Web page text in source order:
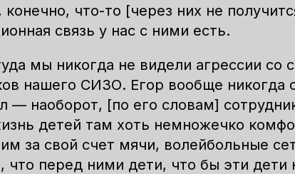
конечно, что-то [через них не
связь у нас с ними есть.
мы никогда не видели агрессии со
нашего СИЗО. Егор вообще никогда
— наоборот, [по его словам]
детей там хоть немножечко
за свой счет мячи, волейбольные
что перед ними дети, что бы эти дети